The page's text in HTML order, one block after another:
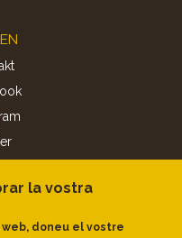
la vostra
doneu el vostre